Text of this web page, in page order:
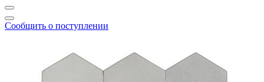
Сообщить о поступлении